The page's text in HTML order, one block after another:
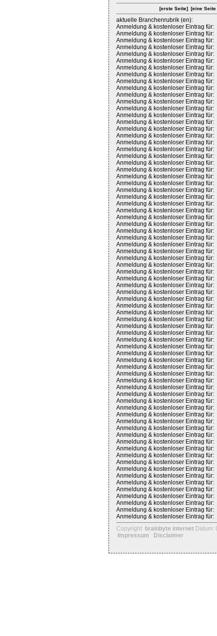
[erste Seite] [eine
aktuelle Branchenrubrik (en):
Anmeldung & kostenloser Eintrag für:
Anmeldung & kostenloser Eintrag für:
Anmeldung & kostenloser Eintrag für:
Anmeldung & kostenloser Eintrag für:
Anmeldung & kostenloser Eintrag für:
Anmeldung & kostenloser Eintrag für:
Anmeldung & kostenloser Eintrag für:
Anmeldung & kostenloser Eintrag für:
Anmeldung & kostenloser Eintrag für:
Anmeldung & kostenloser Eintrag für:
Anmeldung & kostenloser Eintrag für:
Anmeldung & kostenloser Eintrag für:
Anmeldung & kostenloser Eintrag für:
Anmeldung & kostenloser Eintrag für:
Anmeldung & kostenloser Eintrag für:
Anmeldung & kostenloser Eintrag für:
Anmeldung & kostenloser Eintrag für:
Anmeldung & kostenloser Eintrag für:
Anmeldung & kostenloser Eintrag für:
Anmeldung & kostenloser Eintrag für:
Anmeldung & kostenloser Eintrag für:
Anmeldung & kostenloser Eintrag für:
Anmeldung & kostenloser Eintrag für:
Anmeldung & kostenloser Eintrag für:
Anmeldung & kostenloser Eintrag für:
Anmeldung & kostenloser Eintrag für:
Anmeldung & kostenloser Eintrag für:
Anmeldung & kostenloser Eintrag für:
Anmeldung & kostenloser Eintrag für:
Anmeldung & kostenloser Eintrag für:
Anmeldung & kostenloser Eintrag für:
Anmeldung & kostenloser Eintrag für:
Anmeldung & kostenloser Eintrag für:
Anmeldung & kostenloser Eintrag für:
Anmeldung & kostenloser Eintrag für:
Anmeldung & kostenloser Eintrag für:
Anmeldung & kostenloser Eintrag für:
Anmeldung & kostenloser Eintrag für:
Anmeldung & kostenloser Eintrag für:
Anmeldung & kostenloser Eintrag für:
Anmeldung & kostenloser Eintrag für:
Anmeldung & kostenloser Eintrag für:
Anmeldung & kostenloser Eintrag für:
Anmeldung & kostenloser Eintrag für:
Anmeldung & kostenloser Eintrag für:
Anmeldung & kostenloser Eintrag für:
Anmeldung & kostenloser Eintrag für:
Anmeldung & kostenloser Eintrag für:
Anmeldung & kostenloser Eintrag für:
Anmeldung & kostenloser Eintrag für:
Anmeldung & kostenloser Eintrag für:
Anmeldung & kostenloser Eintrag für:
Anmeldung & kostenloser Eintrag für:
Anmeldung & kostenloser Eintrag für:
Anmeldung & kostenloser Eintrag für:
Anmeldung & kostenloser Eintrag für:
Anmeldung & kostenloser Eintrag für:
Anmeldung & kostenloser Eintrag für:
Anmeldung & kostenloser Eintrag für:
Anmeldung & kostenloser Eintrag für:
Anmeldung & kostenloser Eintrag für:
Anmeldung & kostenloser Eintrag für:
Anmeldung & kostenloser Eintrag für:
Anmeldung & kostenloser Eintrag für:
Anmeldung & kostenloser Eintrag für:
Anmeldung & kostenloser Eintrag für:
Anmeldung & kostenloser Eintrag für:
Anmeldung & kostenloser Eintrag für:
Anmeldung & kostenloser Eintrag für:
Anmeldung & kostenloser Eintrag für:
Anmeldung & kostenloser Eintrag für:
Anmeldung & kostenloser Eintrag für:
Anmeldung & kostenloser Eintrag für:
Copyright brainbyte internet Datum:
Impressum
Disclaimer